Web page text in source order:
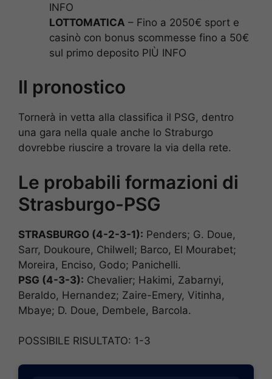
INFO
LOTTOMATICA – Fino a 2050€ sport e
casinò con bonus scommesse fino a 50€
sul primo deposito PIÙ INFO
Il pronostico
Tornerà in vetta alla classifica il PSG, dentro
una gara nella quale anche lo Straburgo
dovrebbe riuscire a trovare la via della rete.
Le probabili formazioni di
Strasburgo-PSG
STRASBURGO (4-2-3-1): Penders; G. Doue,
Sarr, Doukoure, Chilwell; Barco, El Mourabet;
Moreira, Enciso, Godo; Panichelli.
PSG (4-3-3): Chevalier; Hakimi, Zabarnyi,
Beraldo, Hernandez; Zaire-Emery, Vitinha,
Mbaye; D. Doue, Dembele, Barcola.
POSSIBILE RISULTATO: 1-3